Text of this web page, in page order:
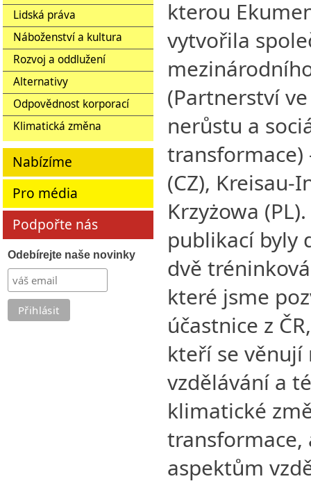
Lidská práva
Náboženství a kultura
Rozvoj a oddlužení
Alternativy
Odpovědnost korporací
Klimatická změna
Nabízíme
Pro média
Podpořte nás
Odebírejte naše novinky
kterou
vytvořila
(Partnerství
nerůstu a
transformace)
(CZ), Kreisau-
Krzyżowa
publikací byly
dvě
které jsme
účastnice z
kteří se
vzdělávání a
klimatické
aspektům